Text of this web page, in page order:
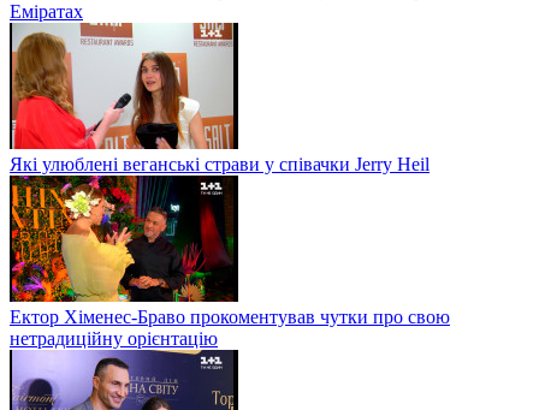
Еміратах
Які улюблені веганські страви у співачки Jerry Heil
Ектор Хіменес-Браво прокоментував чутки про свою
нетрадиційну орієнтацію